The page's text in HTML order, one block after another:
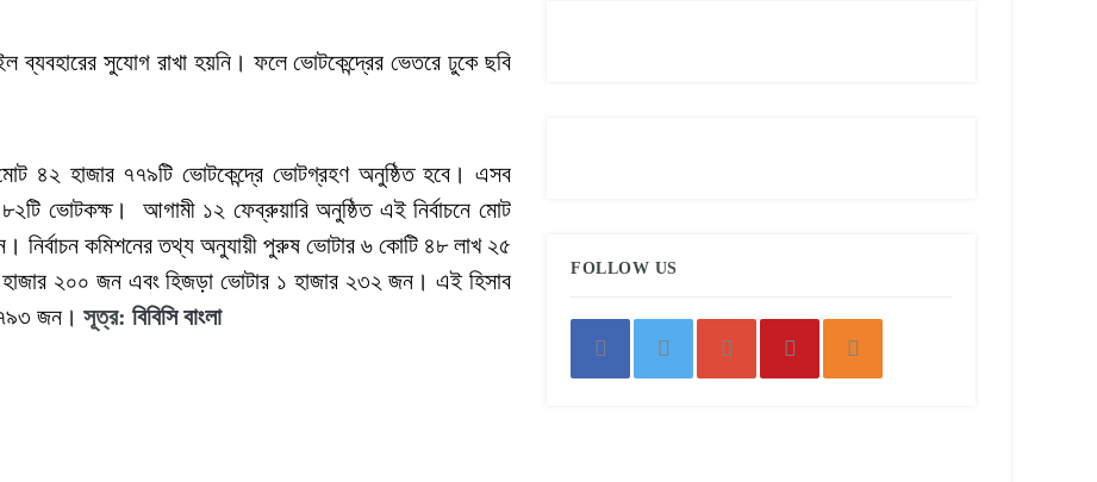
ব্যবহারের সুযোগ রাখা হয়নি। ফলে ভোটকেন্দ্রের ভেতরে ঢুকে ছবি
৪২ হাজার ৭৭৯টি ভোটকেন্দ্রে ভোটগ্রহণ অনুষ্ঠিত হবে। এসব
ভোটকক্ষ। আগামী ১২ ফেব্রুয়ারি অনুষ্ঠিত এই নির্বাচনে মোট
নির্বাচন কমিশনের তথ্য অনুযায়ী পুরুষ ভোটার ৬ কোটি ৪৮ লাখ ২৫
২০০ জন এবং হিজড়া ভোটার ১ হাজার ২৩২ জন। এই হিসাব
জন। সূত্র: বিবিসি বাংলা
FOLLOW US